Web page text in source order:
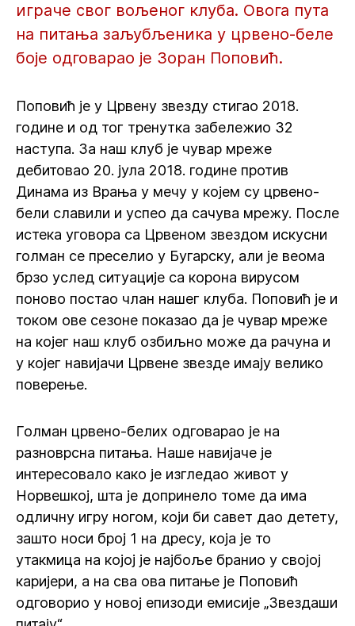
играче свог вољеног клуба. Овога пута
на питања заљубљеника у црвено-беле
боје одговарао је Зоран Поповић.
Поповић је у Црвену звезду стигао 2018.
године и од тог тренутка забележио 32
наступа. За наш клуб је чувар мреже
дебитовао 20. јула 2018. године против
Динама из Врања у мечу у којем су црвено-
бели славили и успео да сачува мрежу. После
истека уговора са Црвеном звездом искусни
голман се преселио у Бугарску, али је веома
брзо услед ситуације са корона вирусом
поново постао члан нашег клуба. Поповић је и
током ове сезоне показао да је чувар мреже
на којег наш клуб озбиљно може да рачуна и
у којег навијачи Црвене звезде имају велико
поверење.
Голман црвено-белих одговарао је на
разноврсна питања. Наше навијаче је
интересовало како је изгледао живот у
Норвешкој, шта је допринело томе да има
одличну игру ногом, који би савет дао детету,
зашто носи број 1 на дресу, која је то
утакмица на којој је најбоље бранио у својој
каријери, а на сва ова питање је Поповић
одговорио у новој епизоди емисије „Звездаши